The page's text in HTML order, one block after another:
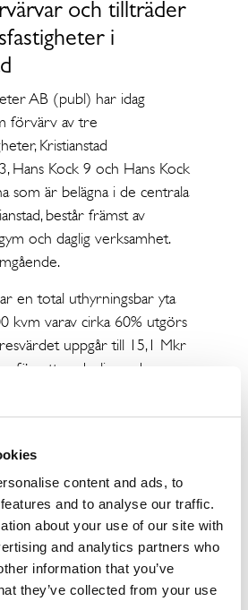
content and ads, to
and to analyse our traffic.
about your use of our site with
and analytics partners who
information that you’ve
they’ve collected from your use
och tillträder
i
AB (publ) har idag
förvärv av tre
Kristianstad
Hans Kock 9 och Hans Kock
som är belägna i de centrala
består främst av
och daglig verksamhet.
en total uthyrningsbar yta
kvm varav cirka 60% utgörs
uppgår till 15,1 Mkr
för ett underliggande
Kristianstad vid Lilla torg.
cityfastighet med butiker och
gym på våningsplan 2
på de övre våningarna.
även ett underjordiskt
Kock 9 ligger även den